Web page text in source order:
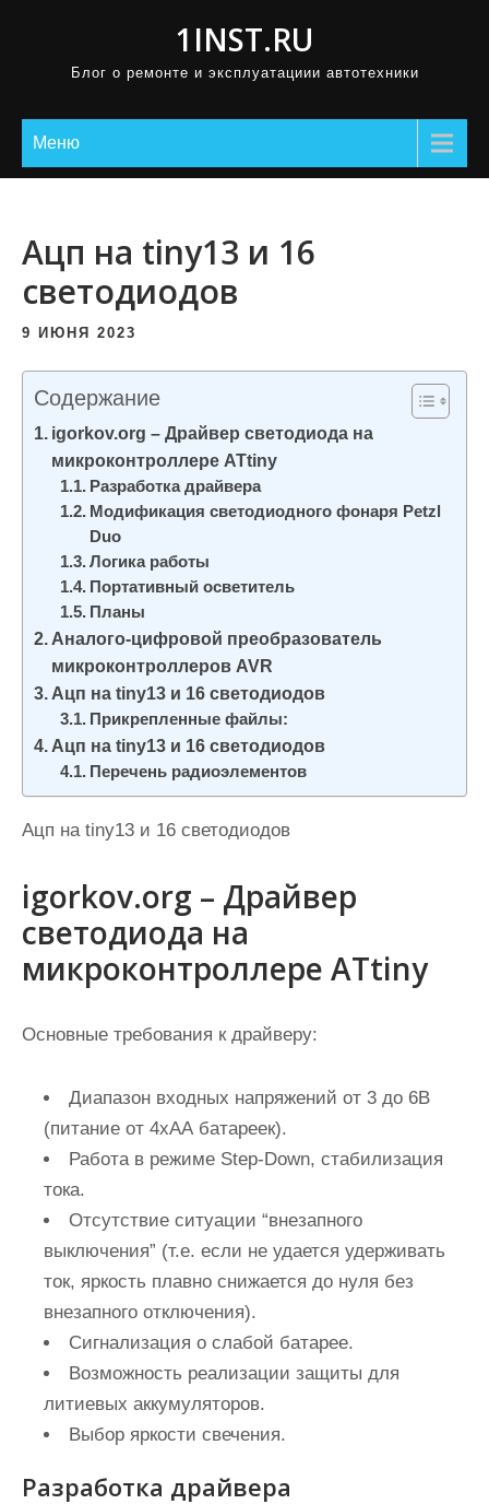
1INST.RU
Блог о ремонте и эксплуатациии автотехники
Меню
Ацп на tiny13 и 16
светодиодов
9 ИЮНЯ 2023
Содержание
igorkov.org – Драйвер светодиода на
микроконтроллере ATtiny
Разработка драйвера
Модификация светодиодного фонаря Petzl
Duo
Логика работы
Портативный осветитель
Планы
Аналого-цифровой преобразователь
микроконтроллеров AVR
Ацп на tiny13 и 16 светодиодов
Прикрепленные файлы:
Ацп на tiny13 и 16 светодиодов
Перечень радиоэлементов
Ацп на tiny13 и 16 светодиодов
igorkov.org – Драйвер
светодиода на
микроконтроллере ATtiny
Основные требования к драйверу:
Диапазон входных напряжений от 3 до 6В
(питание от 4хАА батареек).
Работа в режиме Step-Down, стабилизация
тока.
Отсутствие ситуации “внезапного
выключения” (т.е. если не удается удерживать
ток, яркость плавно снижается до нуля без
внезапного отключения).
Сигнализация о слабой батарее.
Возможность реализации защиты для
литиевых аккумуляторов.
Выбор яркости свечения.
Разработка драйвера